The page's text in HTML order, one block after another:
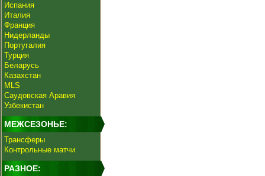
Испания
Италия
Франция
Нидерланды
Португалия
Турция
Беларусь
Казахстан
MLS
Саудовская Аравия
Узбекистан
МЕЖСЕЗОНЬЕ:
Трансферы
Контрольные матчи
РАЗНОЕ: